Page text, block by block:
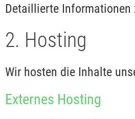
Detaillierte Informationen
2. Hosting
Wir hosten die Inhalte
Externes Hosting